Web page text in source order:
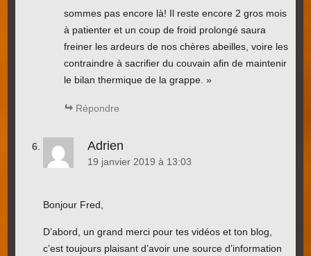
sommes pas encore là! Il reste encore 2 gros mois
à patienter et un coup de froid prolongé saura
freiner les ardeurs de nos chères abeilles, voire les
contraindre à sacrifier du couvain afin de maintenir
le bilan thermique de la grappe. »
Répondre
Adrien
19 janvier 2019 à 13:03
Bonjour Fred,
D’abord, un grand merci pour tes vidéos et ton blog,
c’est toujours plaisant d’avoir une source d’information